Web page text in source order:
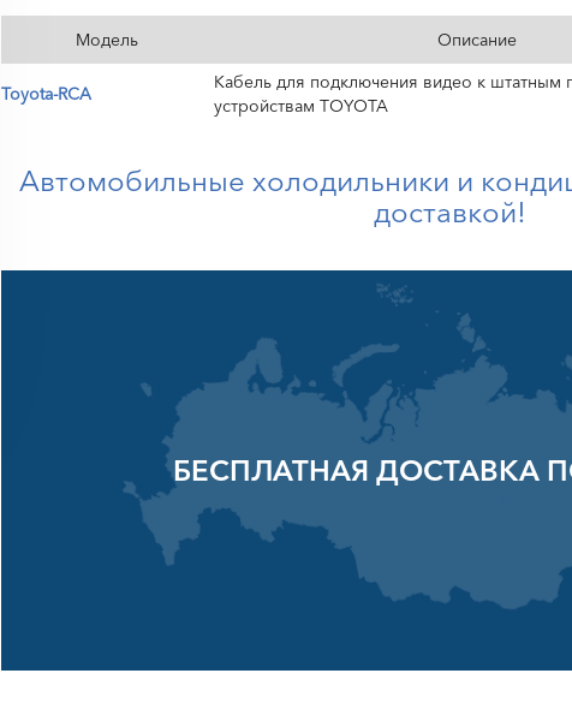
Модель Описание
Toyota-RCA
Кабель для подключения видео к штатным
устройствам TOYOTA
Автомобильные холодильники и
доставкой!
БЕСПЛАТНАЯ ДОСТАВКА